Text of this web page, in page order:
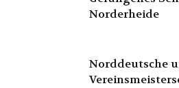
Norderheide
Norddeutsche